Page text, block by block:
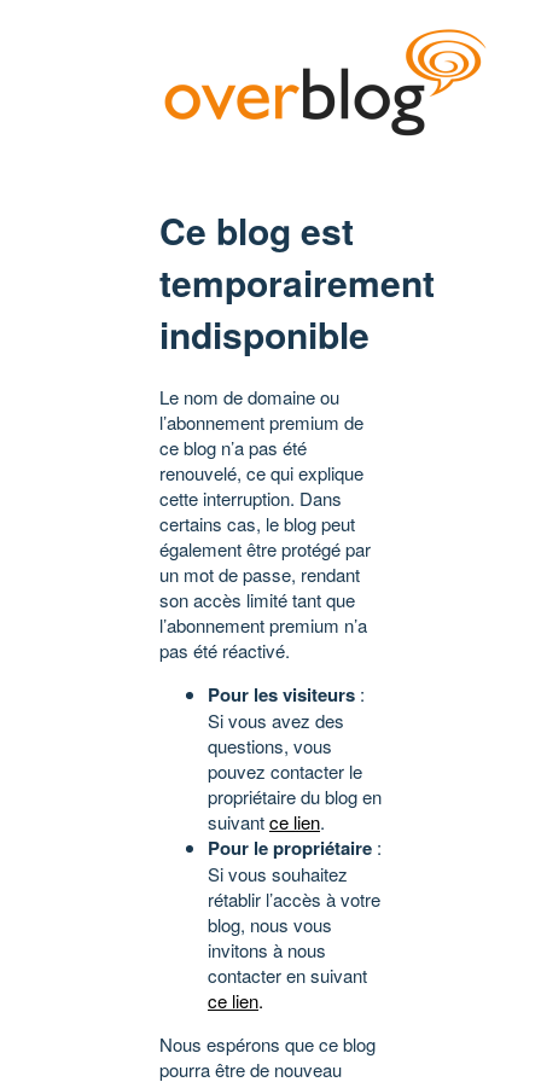
Ce blog est
temporairement
indisponible
Le nom de domaine ou
l’abonnement premium de
ce blog n’a pas été
renouvelé, ce qui explique
cette interruption. Dans
certains cas, le blog peut
également être protégé par
un mot de passe, rendant
son accès limité tant que
l’abonnement premium n’a
pas été réactivé.
Pour les visiteurs :
Si vous avez des
questions, vous
pouvez contacter le
propriétaire du blog en
suivantce lien.
Pour le propriétaire :
Si vous souhaitez
rétablir l’accès à votre
blog, nous vous
invitons à nous
contacter en suivant
ce lien.
Nous espérons que ce blog
pourra être de nouveau